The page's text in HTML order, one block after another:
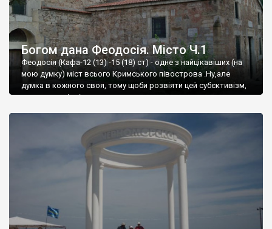
Богом дана Феодосія. Місто Ч.1
Феодосія (Кафа-12 (13) -15 (18) ст) - одне з найцікавіших (на
мою думку) міст всього Кримського півострова .Ну,але
думка в кожного своя, тому щоби розвіяти цей субєктивізм,
запрошую відвідати це